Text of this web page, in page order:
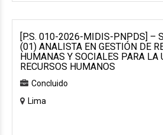
[P.S. 010-2026-MIDIS-PNPDS] –
(01) ANALISTA EN GESTIÓN DE
HUMANAS Y SOCIALES PARA LA
RECURSOS HUMANOS
Concluido
Lima